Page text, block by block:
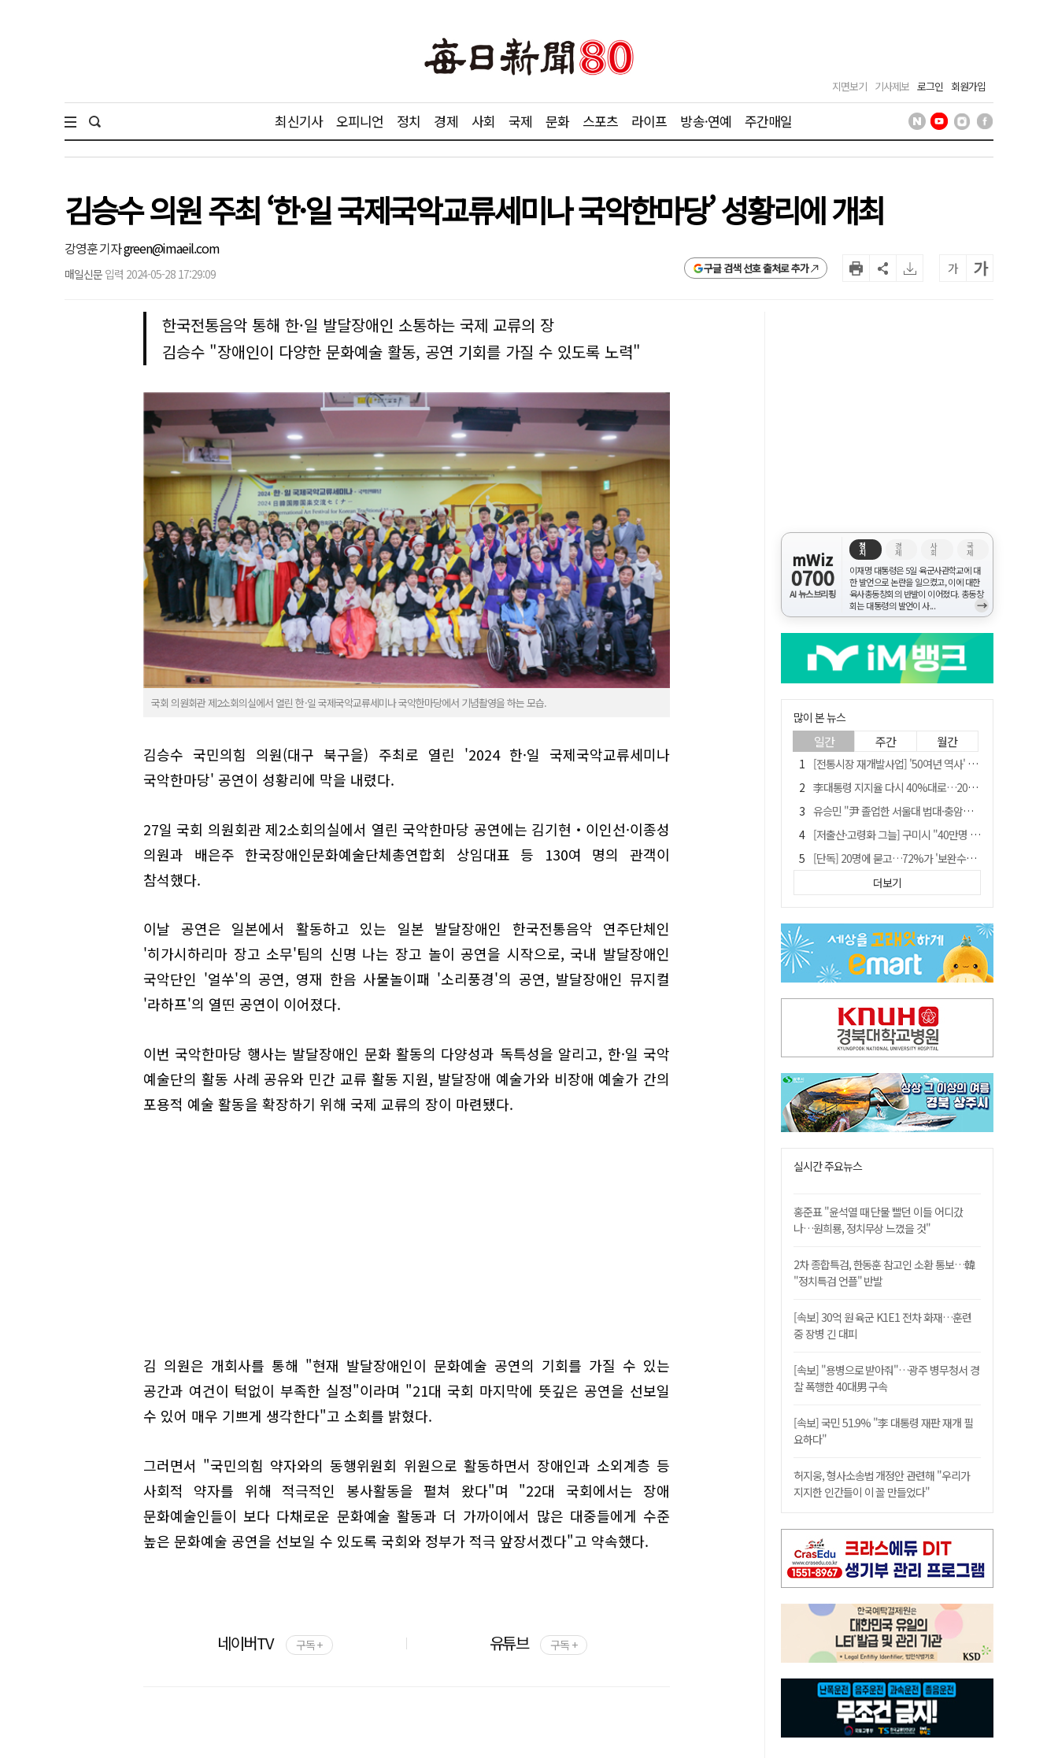
지면보기 기사제보 로그인 회원가입
최신기사 오피니언 정치 경제 사회 국제 문화 스포츠 라이프 방송·연예 주간매일
김승수 의원 주최 ‘한·일 국제국악교류세미나 국악한마당’ 성황리에 개최
강영훈 기자green@imaeil.com
매일신문 입력 2024-05-28 17:29:09 구글 검색 선호 출처로 추가 가 가
한국전통음악 통해 한·일 발달장애인 소통하는 국제 교류의 장
김승수 "장애인이 다양한 문화예술 활동, 공연 기회를 가질 수 있도록 노력"
국회 의원회관 제2소회의실에서 열린 한·일 국제국악교류세미나 국악한마당에서 기념촬영을 하는 모습.
김승수 국민의힘 의원(대구 북구을) 주최로 열린 '2024 한·일 국제국악교류세미나
국악한마당' 공연이 성황리에 막을 내렸다.
27일 국회 의원회관 제2소회의실에서 열린 국악한마당 공연에는 김기현‧이인선·이종성
의원과 배은주 한국장애인문화예술단체총연합회 상임대표 등 130여 명의 관객이
참석했다.
이날 공연은 일본에서 활동하고 있는 일본 발달장애인 한국전통음악 연주단체인
'히가시하리마 장고 소무'팀의 신명 나는 장고 놀이 공연을 시작으로, 국내 발달장애인
국악단인 '얼쑤'의 공연, 영재 한음 사물놀이패 '소리풍경'의 공연, 발달장애인 뮤지컬
'라하프'의 열띤 공연이 이어졌다.
이번 국악한마당 행사는 발달장애인 문화 활동의 다양성과 독특성을 알리고, 한·일 국악
예술단의 활동 사례 공유와 민간 교류 활동 지원, 발달장애 예술가와 비장애 예술가 간의
포용적 예술 활동을 확장하기 위해 국제 교류의 장이 마련됐다.
김 의원은 개회사를 통해 "현재 발달장애인이 문화예술 공연의 기회를 가질 수 있는
공간과 여건이 턱없이 부족한 실정"이라며 "21대 국회 마지막에 뜻깊은 공연을 선보일
수 있어 매우 기쁘게 생각한다"고 소회를 밝혔다.
그러면서 "국민의힘 약자와의 동행위원회 위원으로 활동하면서 장애인과 소외계층 등
사회적 약자를 위해 적극적인 봉사활동을 펼쳐 왔다"며 "22대 국회에서는 장애
문화예술인들이 보다 다채로운 문화예술 활동과 더 가까이에서 많은 대중들에게 수준
높은 문화예술 공연을 선보일 수 있도록 국회와 정부가 적극 앞장서겠다"고 약속했다.
네이버TV 구독 + 유튜브 구독 +
mWiz
0700
AI 뉴스브리핑
정
치
경
제
사
회
국
제
이재명 대통령은 5일 육군사관학교에 대
한 발언으로 논란을 일으켰고, 이에 대한
육사총동창회의 반발이 이어졌다. 총동창
회는 대통령의 발언이 사...
→
많이 본 뉴스
일간 주간 월간
[전통시장 재개발사업] '50여년 역사' 수성시장 자리에 25층 주상복합 들어선다
李대통령 지지율 다시 40%대로…20대는 18.8%p 급락
유승민 "尹 졸업한 서울대 법대·충암고도 없애야"…李 육사 통합 직격
[저출산·고령화 그늘] 구미시 "40만명 사수" 고령군 "3만명대 회복"
[단독] 20명에 묻고…72%가 '보완수사권 폐지'?
[전통시장 재개발사업] 신천시장 재개발, 준공 후에도 소송전
"김용민, 흑백논리로 세상 보는 듯" 검찰 내부서 지탄
[인사]경상북도
포항에 6천억원 규모 AI 데이터센터 들어선다
더보기
실시간 주요뉴스
홍준표 "윤석열 때 단물 빨던 이들 어디갔
나…원희룡, 정치무상 느꼈을 것"
2차 종합특검, 한동훈 참고인 소환 통보…韓
"정치특검 언플" 반발
[속보] 30억 원 육군 K1E1 전차 화재…훈련
중 장병 긴 대피
[속보] "용병으로 받아줘"…광주 병무청서 경
찰 폭행한 40대男 구속
[속보] 국민 51.9% "李 대통령 재판 재개 필
요하다"
허지웅, 형사소송법 개정안 관련해 "우리가
지지한 인간들이 이 꼴 만들었다"